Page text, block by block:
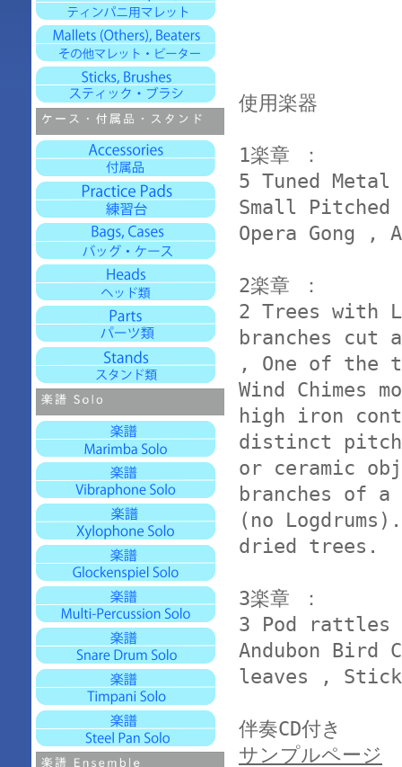
使用楽器
1楽章 ：
5 Tuned
Small Pitched
Opera Gong ,
2楽章 ：
2 Trees with
branches cut
, One of the
Wind Chimes
high iron
distinct
or ceramic
branches of
(no
dried trees.
3楽章 ：
3 Pod rattles
Andubon Bird
leaves ,
伴奏CD付き
サンプルページ